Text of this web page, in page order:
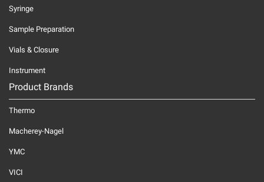
Syringe
Sample Preparation
Vials & Closure
Instrument
Product Brands
Thermo
Macherey-Nagel
YMC
VICI